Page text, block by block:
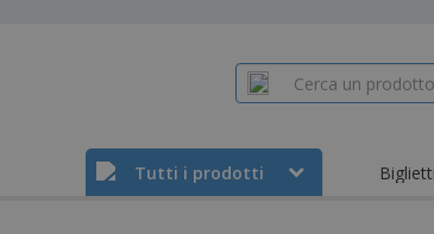
Tutti i prodotti